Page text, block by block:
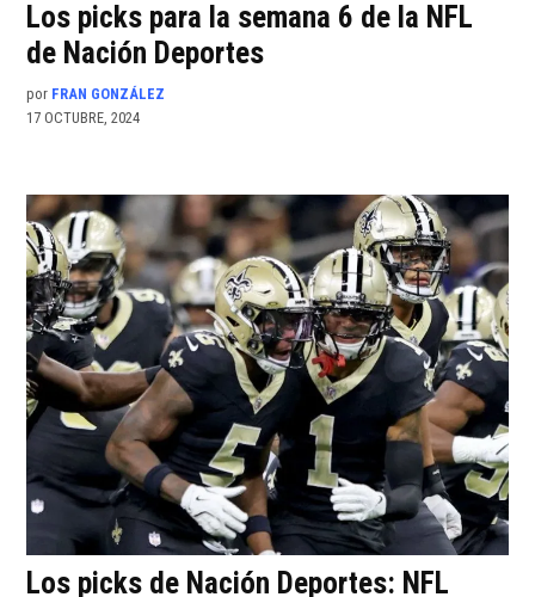
Los picks para la semana 6 de la NFL
de Nación Deportes
por FRAN GONZÁLEZ
17 OCTUBRE, 2024
Los picks de Nación Deportes: NFL